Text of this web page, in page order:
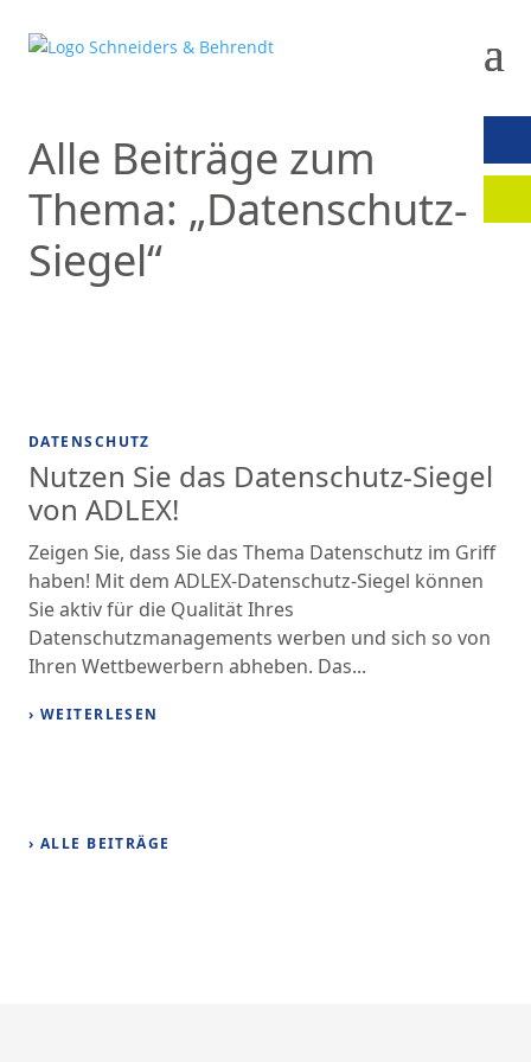
Alle Beiträge zum
Thema: „Datenschutz-
Siegel“
DATENSCHUTZ
Nutzen Sie das Datenschutz-Siegel
von ADLEX!
Zeigen Sie, dass Sie das Thema Datenschutz im Griff
haben! Mit dem ADLEX-Datenschutz-Siegel können
Sie aktiv für die Qualität Ihres
Datenschutzmanagements werben und sich so von
Ihren Wettbewerbern abheben. Das...
› WEITERLESEN
› ALLE BEITRÄGE